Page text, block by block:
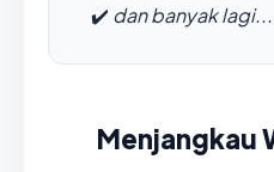
✔️ dan banyak lagi...
Menjangkau